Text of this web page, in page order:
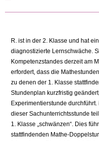
R. ist in der 2. Klasse und hat
diagnostizierte Lernschwäche.
Kompetenzstandes derzeit am
erfordert, dass die
zu denen der 1. Klasse
Stundenplan kurzfristig
Experimentierstunde
dieser Sachunterrichtsstunde
1. Klasse „schwänzen“. Dies
stattfindenden Mathe-